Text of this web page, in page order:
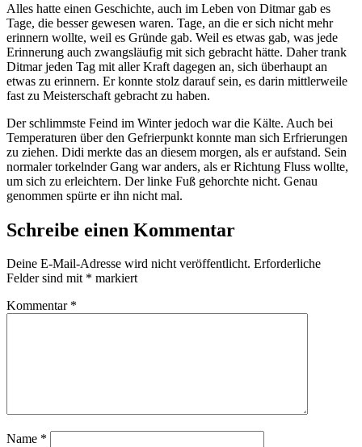
Alles hatte einen Geschichte, auch im Leben von Ditmar gab es
Tage, die besser gewesen waren. Tage, an die er sich nicht mehr
erinnern wollte, weil es Gründe gab. Weil es etwas gab, was jede
Erinnerung auch zwangsläufig mit sich gebracht hätte. Daher trank
Ditmar jeden Tag mit aller Kraft dagegen an, sich überhaupt an
etwas zu erinnern. Er konnte stolz darauf sein, es darin mittlerweile
fast zu Meisterschaft gebracht zu haben.
Der schlimmste Feind im Winter jedoch war die Kälte. Auch bei
Temperaturen über den Gefrierpunkt konnte man sich Erfrierungen
zu ziehen. Didi merkte das an diesem morgen, als er aufstand. Sein
normaler torkelnder Gang war anders, als er Richtung Fluss wollte,
um sich zu erleichtern. Der linke Fuß gehorchte nicht. Genau
genommen spürte er ihn nicht mal.
Schreibe einen Kommentar
Deine E-Mail-Adresse wird nicht veröffentlicht. Erforderliche
Felder sind mit * markiert
Kommentar *
Name *